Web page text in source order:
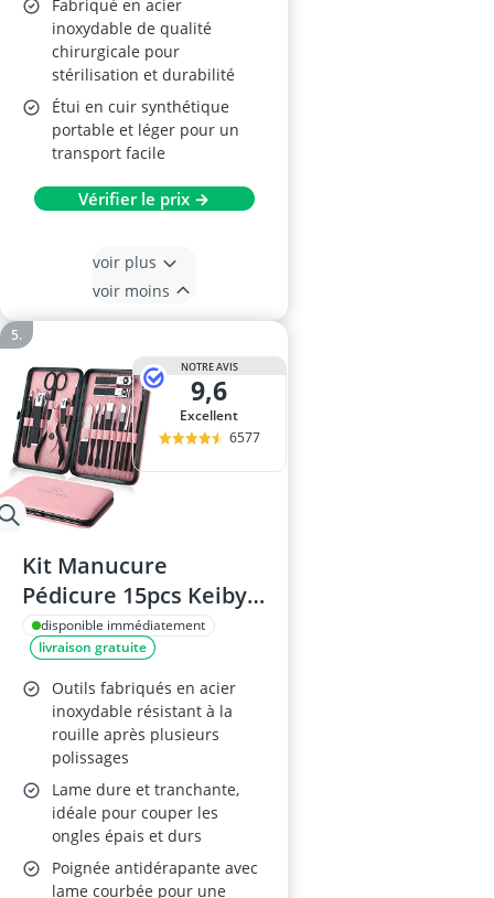
Fabriqué en acier
inoxydable de qualité
chirurgicale pour
stérilisation et durabilité
Étui en cuir synthétique
portable et léger pour un
transport facile
Vérifier le prix →
voir plus
voir moins
NOTRE AVIS
9,6
Excellent
6577
Kit Manucure
Pédicure 15pcs Keiby
Citom - Noir & Rose
disponible immédiatement
livraison gratuite
Outils fabriqués en acier
inoxydable résistant à la
rouille après plusieurs
polissages
Lame dure et tranchante,
idéale pour couper les
ongles épais et durs
Poignée antidérapante avec
lame courbée pour une